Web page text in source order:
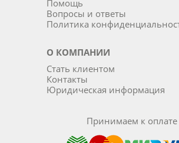
Помощь
Вопросы и ответы
Политика
О КОМПАНИИ
Стать клиентом
Контакты
Юридическая информация
Принимаем к оплате